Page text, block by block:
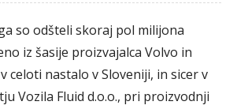
so odšteli skoraj pol milijona
iz šasije proizvajalca Volvo in
celoti nastalo v Sloveniji, in sicer v
Vozila Fluid d.o.o., pri proizvodnji